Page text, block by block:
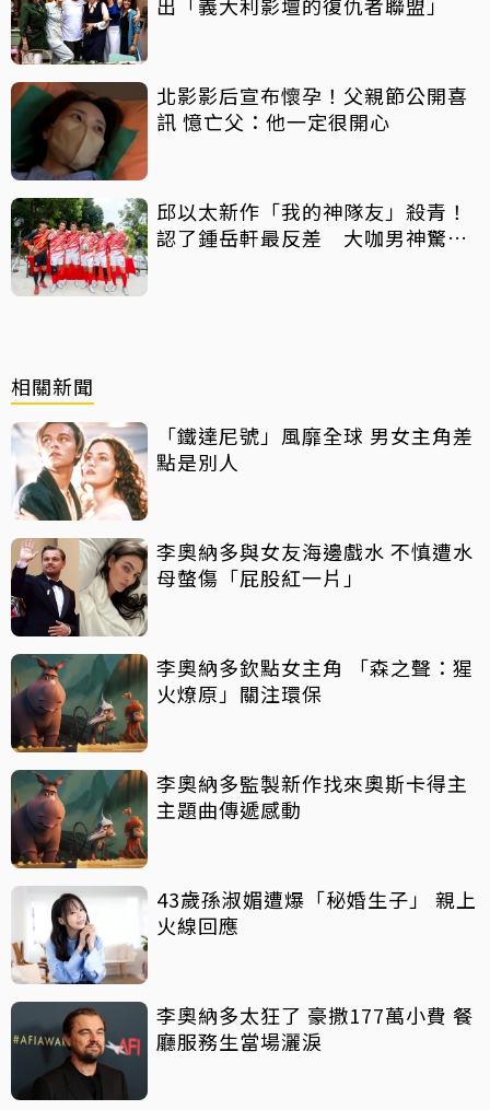
北影影后宣布懷孕！父親節公開喜
訊 憶亡父：他一定很開心
邱以太新作「我的神隊友」殺青！
認了鍾岳軒最反差 大咖男神驚喜
相關新聞
「鐵達尼號」風靡全球 男女主角差
點是別人
李奧納多與女友海邊戲水 不慎遭水
母螫傷「屁股紅一片」
李奧納多欽點女主角 「森之聲：猩
火燎原」關注環保
李奧納多監製新作找來奧斯卡得主
主題曲傳遞感動
43歲孫淑媚遭爆「秘婚生子」 親上
火線回應
李奧納多太狂了 豪撒177萬小費 餐
廳服務生當場灑淚